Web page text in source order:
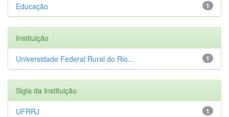
1
Educação
Instituição
1
Universidade Federal Rural do Rio...
Sigla da Instituição
1
UFRRJ